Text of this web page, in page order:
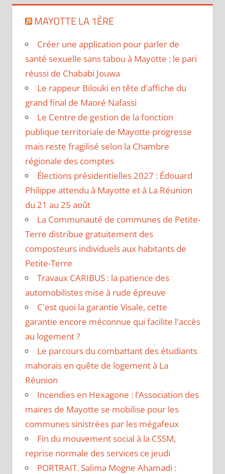
MAYOTTE LA 1ÈRE
Créer une application pour parler de
santé sexuelle sans tabou à Mayotte : le pari
réussi de Chababi Jouwa
Le rappeur Bilouki en tête d'affiche du
grand final de Maoré Nafassi
Le Centre de gestion de la fonction
publique territoriale de Mayotte progresse
mais reste fragilisé selon la Chambre
régionale des comptes
Élections présidentielles 2027 : Édouard
Philippe attendu à Mayotte et à La Réunion
du 21 au 25 août
La Communauté de communes de Petite-
Terre distribue gratuitement des
composteurs individuels aux habitants de
Petite-Terre
Travaux CARIBUS : la patience des
automobilistes mise à rude épreuve
C'est quoi la garantie Visale, cette
garantie encore méconnue qui facilite l'accès
au logement ?
Le parcours du combattant des étudiants
mahorais en quête de logement à La
Réunion
Incendies en Hexagone : l’Association des
maires de Mayotte se mobilise pour les
communes sinistrées par les mégafeux
Fin du mouvement social à la CSSM,
reprise normale des services ce jeudi
PORTRAIT. Salima Mogne Ahamadi :